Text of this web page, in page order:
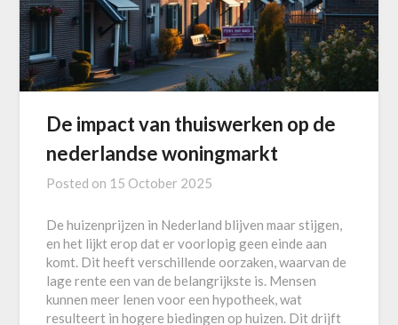
De impact van thuiswerken op de
nederlandse woningmarkt
Posted on 15 October 2025
De huizenprijzen in Nederland blijven maar stijgen,
en het lijkt erop dat er voorlopig geen einde aan
komt. Dit heeft verschillende oorzaken, waarvan de
lage rente een van de belangrijkste is. Mensen
kunnen meer lenen voor een hypotheek, wat
resulteert in hogere biedingen op huizen. Dit drijft